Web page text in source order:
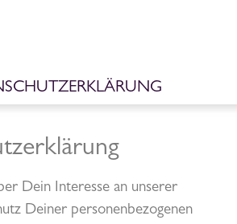
Dein Interesse an unserer
Deiner personenbezogenen